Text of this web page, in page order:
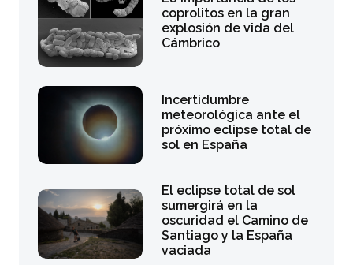
coprolitos en la gran
explosión de vida del
Cámbrico
Incertidumbre
meteorológica ante el
próximo eclipse total de
sol en España
El eclipse total de sol
sumergirá en la
oscuridad el Camino de
Santiago y la España
vaciada